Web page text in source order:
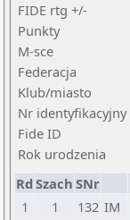
FIDE rtg +/-
Punkty
M-sce
Federacja
Klub/miasto
Nr identyfikacyjny
Fide ID
Rok urodzenia
Rd Szach SNr
1
1 132 IM